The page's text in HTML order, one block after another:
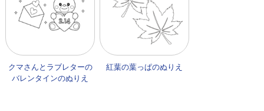
クマさんとラブレターの
バレンタインのぬりえ
紅葉の葉っぱのぬりえ